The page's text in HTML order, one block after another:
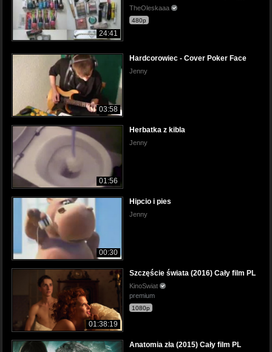
24:41
TheOleskaaa
480p
03:58
Hardcorowiec - Cover Poker Face
Jenny
01:56
Herbatka z kibla
Jenny
00:30
Hipcio i pies
Jenny
01:38:19
Szczęście świata (2016) Cały film PL
KinoSwiat
premium
1080p
Anatomia zła (2015) Cały film PL